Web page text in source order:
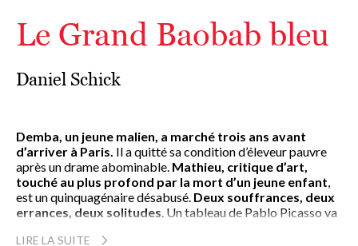
Le Grand Baobab bleu
Daniel Schick
Demba, un jeune malien, a marché trois ans avant
d’arriver à Paris. Il a quitté sa condition d’éleveur pauvre
après un drame abominable. Mathieu, critique d’art,
touché au plus profond par la mort d’un jeune enfant
est un quinquagénaire désabusé. Deux souffrances, deux
errances, deux solitudes . Un tableau de Pablo Picasso va
LIRE LA SUITE